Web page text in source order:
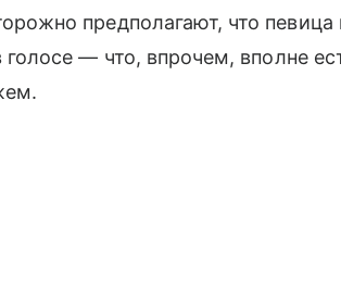
предполагают, что певица
— что, впрочем, вполне